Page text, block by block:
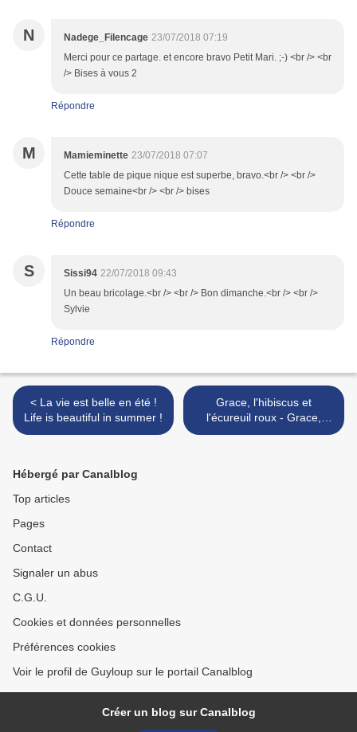
N Nadege_Filencage 23/07/2018 07:19
Merci pour ce partage. et encore bravo Petit Mari. ;-) <br /> <br
/> Bises à vous 2
Répondre
M Mamieminette 23/07/2018 07:07
Cette table de pique nique est superbe, bravo.<br /> <br />
Douce semaine<br /> <br /> bises
Répondre
S Sissi94 22/07/2018 09:43
Un beau bricolage.<br /> <br /> Bon dimanche.<br /> <br />
Sylvie
Répondre
< La vie est belle en été !
Life is beautiful in summer !
Grace, l'hibiscus et
l'écureuil roux - Grace,
hibiscus and red squirrel >
Hébergé par Canalblog
Top articles
Pages
Contact
Signaler un abus
C.G.U.
Cookies et données personnelles
Préférences cookies
Voir le profil de Guyloup sur le portail Canalblog
Créer un blog sur Canalblog